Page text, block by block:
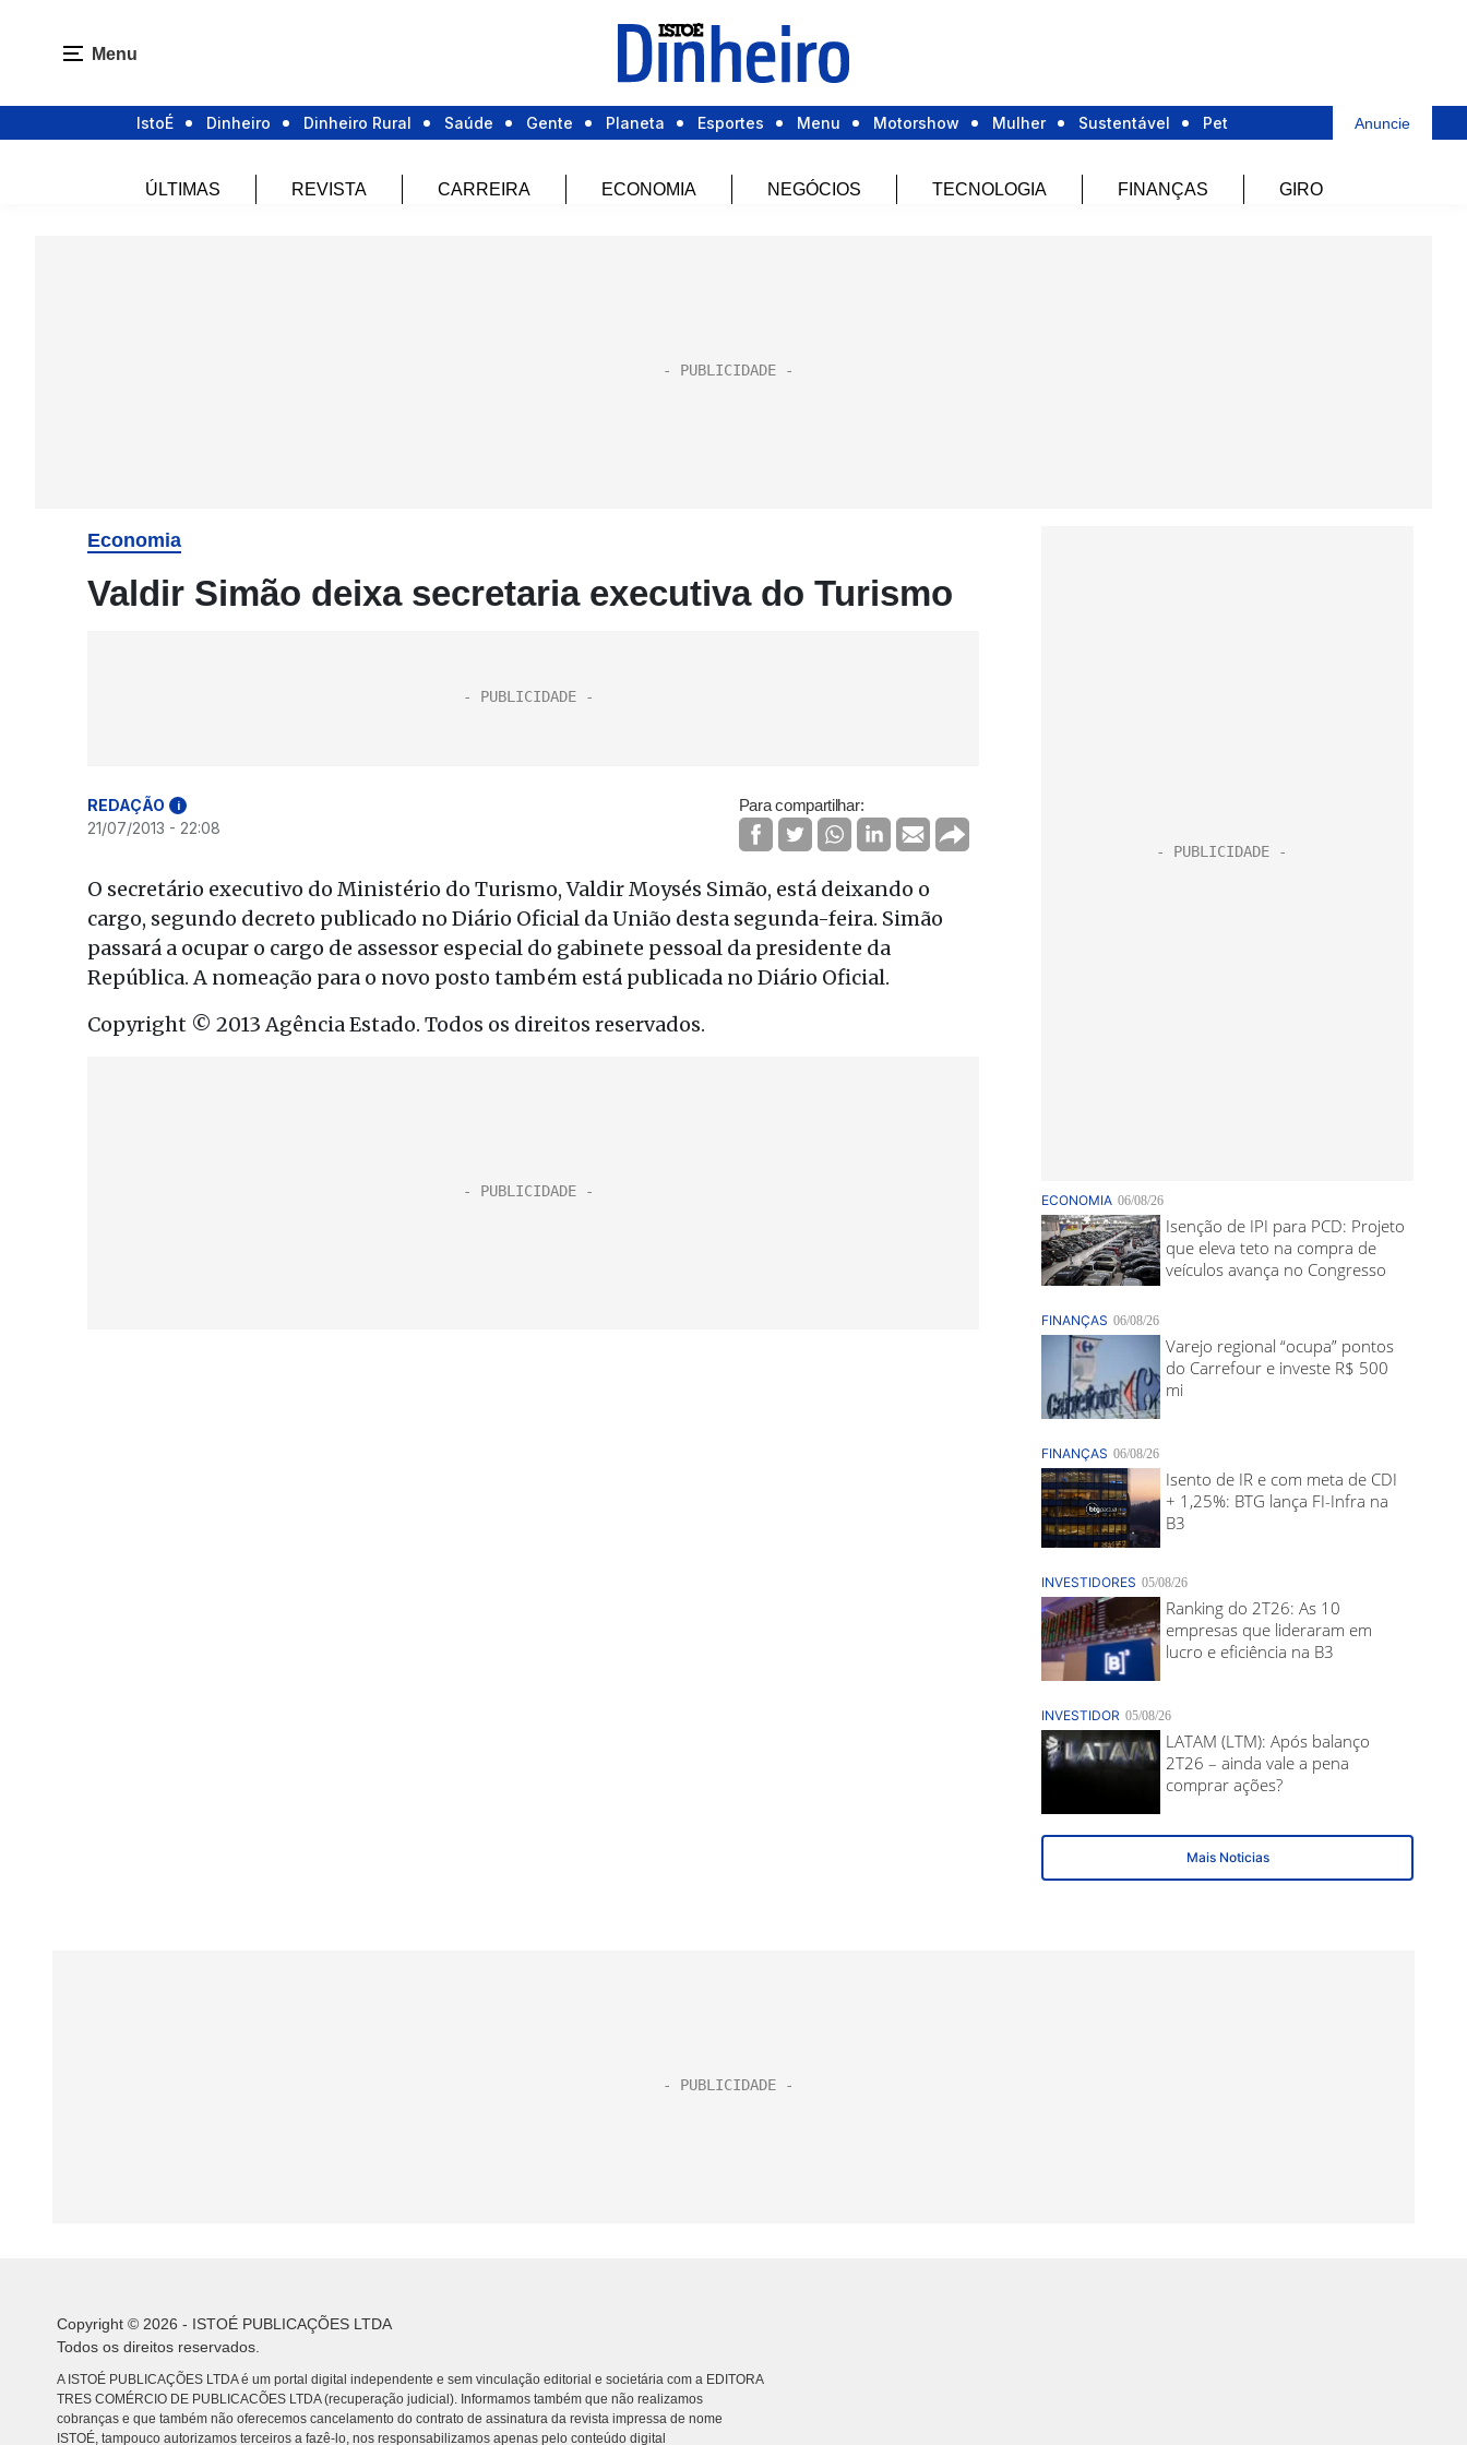
Menu
IstoÉ Dinheiro Dinheiro Rural Saúde Gente Planeta Esportes Menu Motorshow Mulher Sustentável Pet Anuncie
ÚLTIMAS REVISTA CARREIRA ECONOMIA NEGÓCIOS TECNOLOGIA FINANÇAS GIRO
Economia
Valdir Simão deixa secretaria executiva do Turismo
REDAÇÃO i
21/07/2013 - 22:08
Para compartilhar:
O secretário executivo do Ministério do Turismo, Valdir Moysés Simão, está deixando o
cargo, segundo decreto publicado no Diário Oficial da União desta segunda-feira. Simão
passará a ocupar o cargo de assessor especial do gabinete pessoal da presidente da
República. A nomeação para o novo posto também está publicada no Diário Oficial.
Copyright © 2013 Agência Estado. Todos os direitos reservados.
Copyright © 2026 - ISTOÉ PUBLICAÇÕES LTDA
Todos os direitos reservados.
A ISTOÉ PUBLICAÇÕES LTDA é um portal digital independente e sem vinculação editorial e societária com a EDITORA
TRES COMÉRCIO DE PUBLICACÕES LTDA (recuperação judicial). Informamos também que não realizamos
cobranças e que também não oferecemos cancelamento do contrato de assinatura da revista impressa de nome
ISTOÉ, tampouco autorizamos terceiros a fazê-lo, nos responsabilizamos apenas pelo conteúdo digital